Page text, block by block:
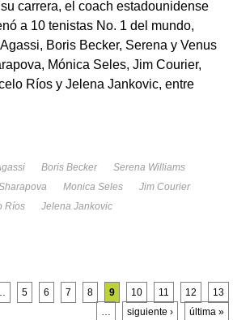
carrera, el coach estadounidense
a 10 tenistas No. 1 del mundo,
Boris Becker, Serena y Venus
Mónica Seles, Jim Courier,
Ríos y Jelena Jankovic, entre
Boris Becker
Serena Williams
Monica Seles
Jim Courier
Ríos Jelena Jankovic
5 6 7 8 9 10 11 12
13
…
siguiente › última »